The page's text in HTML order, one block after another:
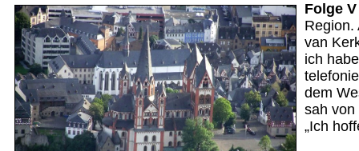
Folge
Region.
van
ich
dem
sah von
„Ich